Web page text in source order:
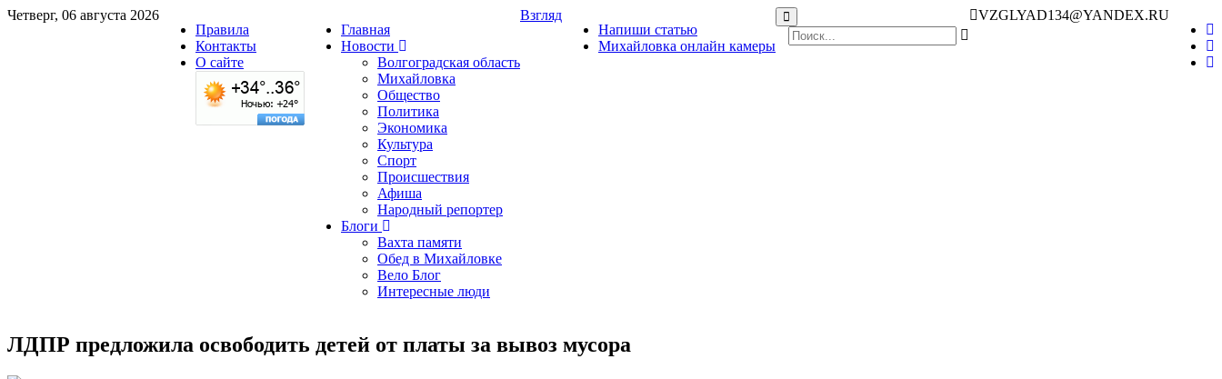
Четверг, 06 августа 2026
Правила
Контакты
О сайте
VZGLYAD134@YANDEX.RU
Главная
Новости
Волгоградская область
Михайловка
Общество
Политика
Экономика
Культура
Спорт
Происшествия
Афиша
Народный репортер
Блоги
Вахта памяти
Обед в Михайловке
Вело Блог
Интересные люди
Взгляд
Напиши статью
Михайловка онлайн камеры
ЛДПР предложила освободить детей от платы за вывоз мусора